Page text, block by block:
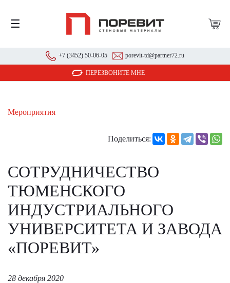
☰
+7 (3452) 50-06-05 porevit-td@partner72.ru
ПЕРЕЗВОНИТЕ МНЕ
Мероприятия
Поделиться:
СОТРУДНИЧЕСТВО
ТЮМЕНСКОГО
ИНДУСТРИАЛЬНОГО
УНИВЕРСИТЕТА И ЗАВОДА
«ПОРЕВИТ»
28 декабря 2020